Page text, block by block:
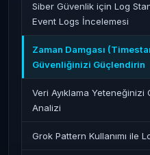
Siber Güvenlik için Log
Event Logs İncelemesi
Zaman Damgası
Güvenliğinizi Güçlendirin
Veri Ayıklama Yeteneğinizi
Analizi
Grok Pattern Kullanımı ile